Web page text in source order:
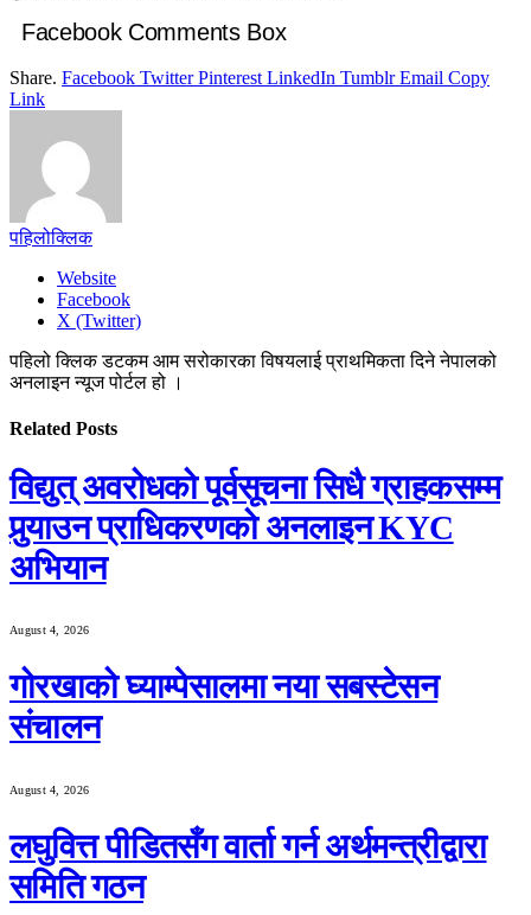
Facebook Comments Box
Share. Facebook Twitter Pinterest LinkedIn Tumblr Email Copy
Link
पहिलोक्लिक
Website
Facebook
X (Twitter)
पहिलो क्लिक डटकम आम सरोकारका विषयलाई प्राथमिकता दिने नेपालको
अनलाइन न्यूज पोर्टल हो ।
Related Posts
विद्युत् अवरोधको पूर्वसूचना सिधै ग्राहकसम्म
पुर्‍याउन प्राधिकरणको अनलाइन KYC
अभियान
August 4, 2026
गोरखाको घ्याम्पेसालमा नया सबस्टेसन
संचालन
August 4, 2026
लघुवित्त पीडितसँग वार्ता गर्न अर्थमन्त्रीद्वारा
समिति गठन